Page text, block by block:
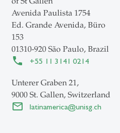
Avenida Paulista 1754
Ed. Grande Avenida, Büro
153
01310-920 São Paulo, Brazil
+55 11 3141 0214
Unterer Graben 21,
9000 St. Gallen, Switzerland
latinamerica@unisg.ch